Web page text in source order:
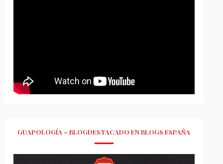
GUAPOLOGÍA – BLOGDESTACADO EN BLOGS ESPAÑA